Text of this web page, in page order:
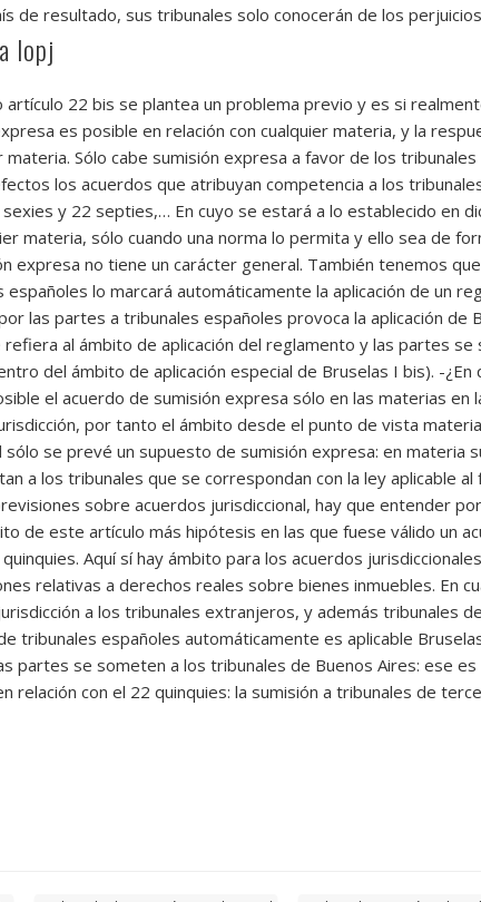
de resultado, sus tribunales solo conocerán de los
lopj
artículo 22 bis se plantea un problema previo y es si
es posible en relación con cualquier materia, y la
Sólo cabe sumisión expresa a favor de los
los acuerdos que atribuyan competencia a los
y 22 septies,… En cuyo se estará a lo establecido en
materia, sólo cuando una norma lo permita y ello sea de
expresa no tiene un carácter general. También tenemos
lo marcará automáticamente la aplicación de un
las partes a tribunales españoles provoca la aplicación de
al ámbito de aplicación del reglamento y las partes
del ámbito de aplicación especial de Bruselas I bis). -
el acuerdo de sumisión expresa sólo en las materias
por tanto el ámbito desde el punto de vista
se prevé un supuesto de sumisión expresa: en materia
a los tribunales que se correspondan con la ley aplicable
sobre acuerdos jurisdiccional, hay que entender
de este artículo más hipótesis en las que fuese válido un
Aquí sí hay ámbito para los acuerdos
relativas a derechos reales sobre bienes inmuebles. En
a los tribunales extranjeros, y además tribunales
tribunales españoles automáticamente es aplicable
partes se someten a los tribunales de Buenos Aires: ese
relación con el 22 quinquies: la sumisión a tribunales de